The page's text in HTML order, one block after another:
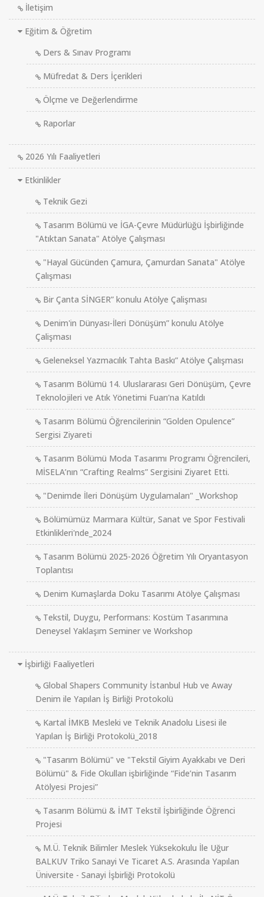
İletişim
Eğitim & Öğretim
Ders & Sınav Programı
Müfredat & Ders İçerikleri
Ölçme ve Değerlendirme
Raporlar
2026 Yılı Faaliyetleri
Etkinlikler
Teknik Gezi
Tasarım Bölümü ve İGA-Çevre Müdürlüğü İşbirliğinde
"Atıktan Sanata" Atölye Çalışması
"Hayal Gücünden Çamura, Çamurdan Sanata" Atölye
Çalışması
Bir Çanta SİNGER” konulu Atölye Çalişması
Denim'in Dünyası-İleri Dönüşüm” konulu Atölye
Çalişması
Geleneksel Yazmacılık Tahta Baskı” Atölye Çalışması
Tasarım Bölümü 14. Uluslararası Geri Dönüşüm, Çevre
Teknolojileri ve Atık Yönetimi Fuarı'na Katıldı
Tasarım Bölümü Öğrencilerinin “Golden Opulence”
Sergisi Ziyareti
Tasarım Bölümü Moda Tasarımı Programı Öğrencileri,
MİSELA’nın “Crafting Realms” Sergisini Ziyaret Etti.
"Denimde İleri Dönüşüm Uygulamaları" _Workshop
Bölümümüz Marmara Kültür, Sanat ve Spor Festivali
Etkinlikleri'nde_2024
Tasarım Bölümü 2025-2026 Öğretim Yılı Oryantasyon
Toplantısı
Denim Kumaşlarda Doku Tasarımı Atölye Çalışması
Tekstil, Duygu, Performans: Kostüm Tasarımına
Deneysel Yaklaşım Seminer ve Workshop
İşbirliği Faaliyetleri
Global Shapers Community İstanbul Hub ve Away
Denim ile Yapılan İş Birliği Protokolü
Kartal İMKB Mesleki ve Teknik Anadolu Lisesi ile
Yapılan İş Birliği Protokolü_2018
"Tasarım Bölümü" ve "Tekstil Giyim Ayakkabı ve Deri
Bölümü" & Fide Okulları işbirliğinde “Fide’nin Tasarım
Atölyesi Projesi”
Tasarım Bölümü & İMT Tekstil İşbirliğinde Öğrenci
Projesi
M.Ü. Teknik Bilimler Meslek Yüksekokulu İle Uğur
BALKUV Triko Sanayi Ve Ticaret A.S. Arasında Yapılan
Üniversite - Sanayi İşbirliği Protokolü